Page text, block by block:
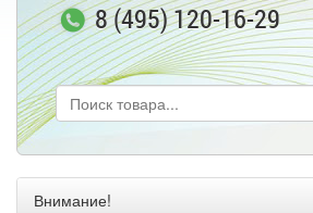
8 (495) 120-16-29
Внимание!